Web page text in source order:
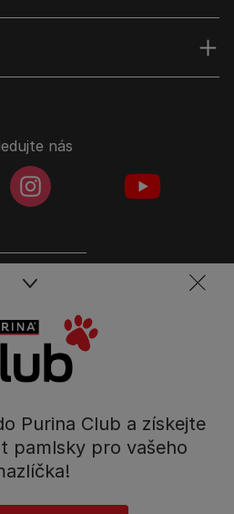
Purina Club a získejte
pamlsky pro vašeho
péče o domácí mazlíčky
800 135 135
2035/31,
4 - Modřany
nás
instagramColored